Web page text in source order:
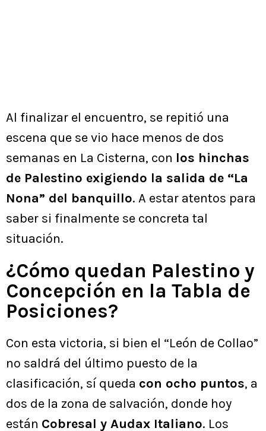
Al finalizar el encuentro, se repitió una
escena que se vio hace menos de dos
semanas en La Cisterna, con los hinchas
de Palestino exigiendo la salida de “La
Nona” del banquillo. A estar atentos para
saber si finalmente se concreta tal
situación.
¿Cómo quedan Palestino y
Concepción en la Tabla de
Posiciones?
Con esta victoria, si bien el “León de Collao”
no saldrá del último puesto de la
clasificación, sí queda con ocho puntos, a
dos de la zona de salvación, donde hoy
están Cobresal y Audax Italiano. Los